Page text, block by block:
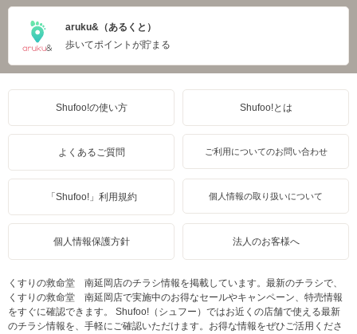
aruku&（あるくと）
歩いてポイントが貯まる
Shufoo!の使い方 Shufoo!とは
よくあるご質問 ご利用についてのお問い合わせ
「Shufoo!」利用規約 個人情報の取り扱いについて
個人情報保護方針 法人のお客様へ
くすりの救命堂 南延岡店のチラシ情報を掲載しています。最新のチラシで、
くすりの救命堂 南延岡店で実施中のお得なセールやキャンペーン、特売情報
をすぐに確認できます。 Shufoo!（シュフー）ではお近くの店舗で使える最新
のチラシ情報を、手軽にご確認いただけます。お得な情報をぜひご活用くださ